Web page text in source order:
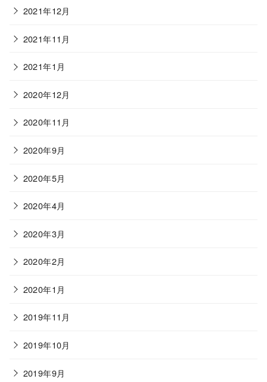
2021年12月
2021年11月
2021年1月
2020年12月
2020年11月
2020年9月
2020年5月
2020年4月
2020年3月
2020年2月
2020年1月
2019年11月
2019年10月
2019年9月